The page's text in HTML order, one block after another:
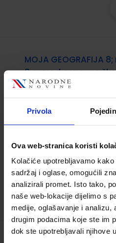
Privola
Ova web-stranica koristi
Kolačiće upotrebljavamo
sadržaj i oglase, omogućili
analizirali promet. Isto tako,
naše web-lokacije dijelimo s
medije, oglašavanje i analizu,
drugim podacima koje ste im
dok ste upotrebljavali njihove
MOJA GEOGRAFIJA
8. razred osnovne
Šifra proizvoda:
Autor(i):Robert Žagar
Nakladnik:
ALKA SCRIPT
ministarstva:7306-DOM